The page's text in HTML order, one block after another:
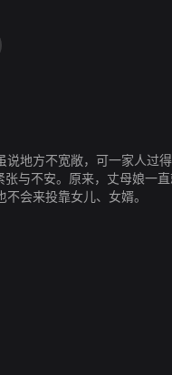
地方不宽敞，可一家人过
张与不安。原来，丈母娘一
会来投靠女儿、女婿。